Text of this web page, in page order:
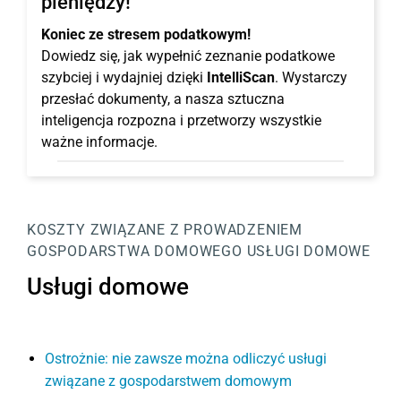
Koniec ze stresem podatkowym!
Dowiedz się, jak wypełnić zeznanie podatkowe
szybciej i wydajniej dzięki IntelliScan. Wystarczy
przesłać dokumenty, a nasza sztuczna
inteligencja rozpozna i przetworzy wszystkie
ważne informacje.
KOSZTY ZWIĄZANE Z PROWADZENIEM
GOSPODARSTWA DOMOWEGO USŁUGI DOMOWE
Usługi domowe
Ostrożnie: nie zawsze można odliczyć usługi
związane z gospodarstwem domowym